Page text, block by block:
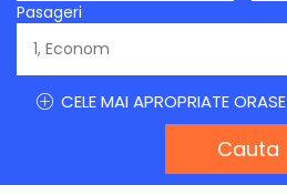
Pasageri
CELE MAI APROPRIATE ORASE
Cauta